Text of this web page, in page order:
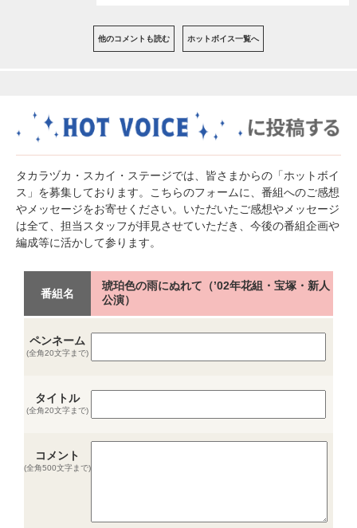
他のコメントも読む ホットボイス一覧へ
タカラヅカ・スカイ・ステージでは、皆さまからの「ホットボイ
ス」を募集しております。こちらのフォームに、番組へのご感想
やメッセージをお寄せください。いただいたご感想やメッセージ
は全て、担当スタッフが拝見させていただき、今後の番組企画や
編成等に活かして参ります。
番組名
琥珀色の雨にぬれて（’02年花組・宝塚・新人
公演）
ペンネーム
(全角20文字まで)
タイトル
(全角20文字まで)
コメント
(全角500文字まで)